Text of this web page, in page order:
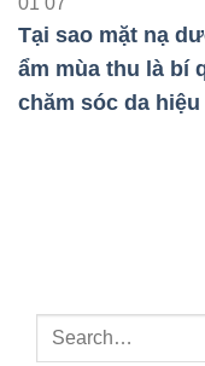
dưỡng
bí quyết
hiệu quả
Sữa
Lựa
làn da